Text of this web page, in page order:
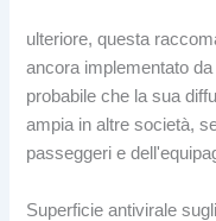
ulteriore, questa
ancora implementato
probabile che la sua
ampia in altre società,
passeggeri e
Superficie antivirale